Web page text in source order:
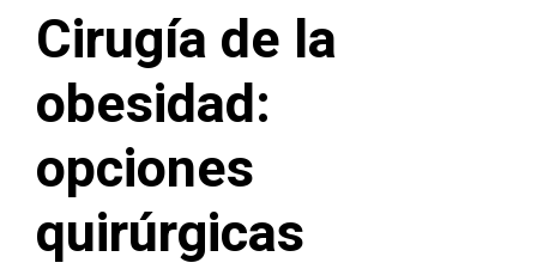
Cirugía de la
obesidad:
opciones
quirúrgicas